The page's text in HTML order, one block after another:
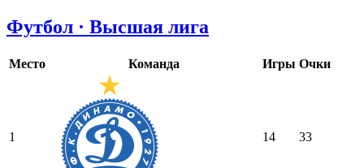
Футбол · Высшая лига
Место Команда Игры Очки
1 14 33